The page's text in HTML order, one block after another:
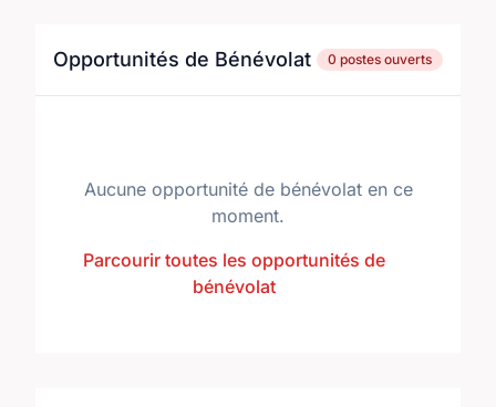
Opportunités de Bénévolat 0 postes ouverts
Aucune opportunité de bénévolat en ce
moment.
Parcourir toutes les opportunités de
bénévolat